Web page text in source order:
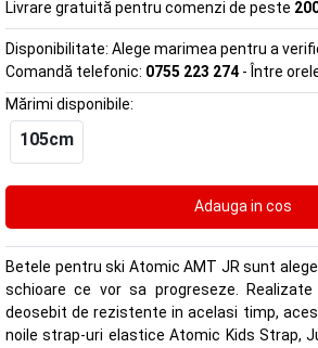
Livrare gratuită pentru comenzi de peste
Disponibilitate: Alege marimea pentru a
Comandă telefonic: 0755 223 274 - Între
Mărimi disponibile:
105cm
Betele pentru ski Atomic AMT JR sunt
schioare ce vor sa progreseze.
deosebit de rezistente in acelasi timp,
noile strap-uri elastice Atomic Kids Strap,